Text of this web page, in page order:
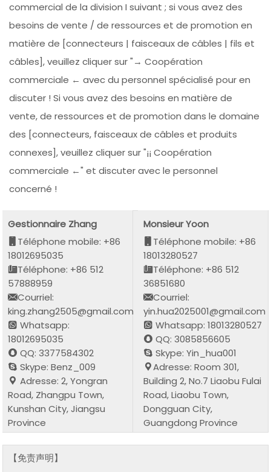
commercial de la division I suivant ; si vous avez des
besoins de vente / de ressources et de promotion en
matière de [connecteurs | faisceaux de câbles | fils et
câbles], veuillez cliquer sur "→ Coopération
commerciale ← avec du personnel spécialisé pour en
discuter ! Si vous avez des besoins en matière de
vente, de ressources et de promotion dans le domaine
des [connecteurs, faisceaux de câbles et produits
connexes], veuillez cliquer sur "¡¡ Coopération
commerciale ←" et discuter avec le personnel
concerné !
Gestionnaire Zhang
Téléphone mobile: +86
18012695035
Téléphone: +86 512
57888959
Courriel:
king.zhang2505@gmail.com
Whatsapp:
18012695035
QQ: 3377584302
Skype: Benz_009
Adresse: 2, Yongran
Road, Zhangpu Town,
Kunshan City, Jiangsu
Province
Monsieur Yoon
Téléphone mobile: +86
18013280527
Téléphone: +86 512
36851680
Courriel:
yin.hua2025001@gmail.com
Whatsapp: 18013280527
QQ: 3085856605
Skype: Yin_hua001
Adresse: Room 301,
Building 2, No.7 Liaobu Fulai
Road, Liaobu Town,
Dongguan City,
Guangdong Province
【免责声明】